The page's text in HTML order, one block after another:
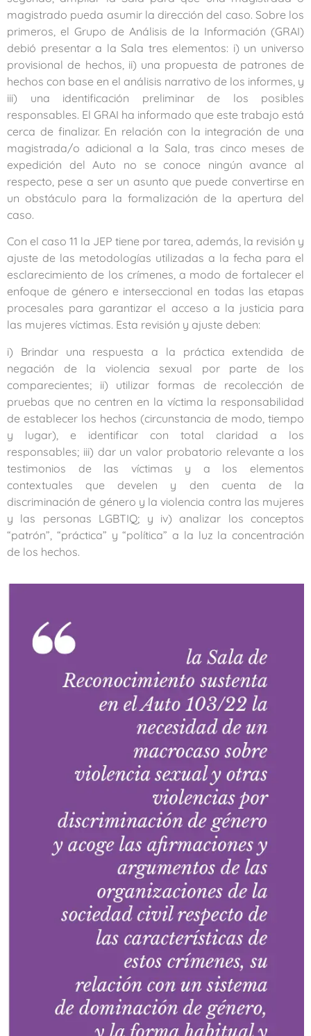
magistrado pueda asumir la dirección del caso. Sobre los
primeros, el Grupo de Análisis de la Información (GRAI)
debió presentar a la Sala tres elementos: i) un universo
provisional de hechos, ii) una propuesta de patrones de
hechos con base en el análisis narrativo de los informes, y
iii) una identificación preliminar de los posibles
responsables. El GRAI ha informado que este trabajo está
cerca de finalizar. En relación con la integración de una
magistrada/o adicional a la Sala, tras cinco meses de
expedición del Auto no se conoce ningún avance al
respecto, pese a ser un asunto que puede convertirse en
un obstáculo para la formalización de la apertura del
caso.
Con el caso 11 la JEP tiene por tarea, además, la revisión y
ajuste de las metodologías utilizadas a la fecha para el
esclarecimiento de los crímenes, a modo de fortalecer el
enfoque de género e interseccional en todas las etapas
procesales para garantizar el acceso a la justicia para
las mujeres víctimas. Esta revisión y ajuste deben:
i) Brindar una respuesta a la práctica extendida de
negación de la violencia sexual por parte de los
comparecientes; ii) utilizar formas de recolección de
pruebas que no centren en la víctima la responsabilidad
de establecer los hechos (circunstancia de modo, tiempo
y lugar), e identificar con total claridad a los
responsables; iii) dar un valor probatorio relevante a los
testimonios de las víctimas y a los elementos
contextuales que develen y den cuenta de la
discriminación de género y la violencia contra las mujeres
y las personas LGBTIQ; y iv) analizar los conceptos
“patrón”, “práctica” y “política” a la luz la concentración
de los hechos.